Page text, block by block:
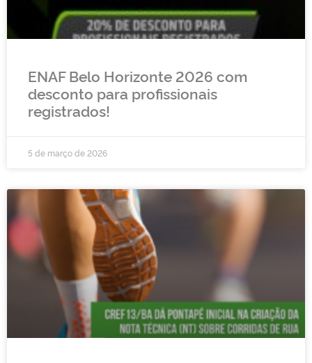
ENAF Belo Horizonte 2026 com
desconto para profissionais
registrados!
5 de março de 2026